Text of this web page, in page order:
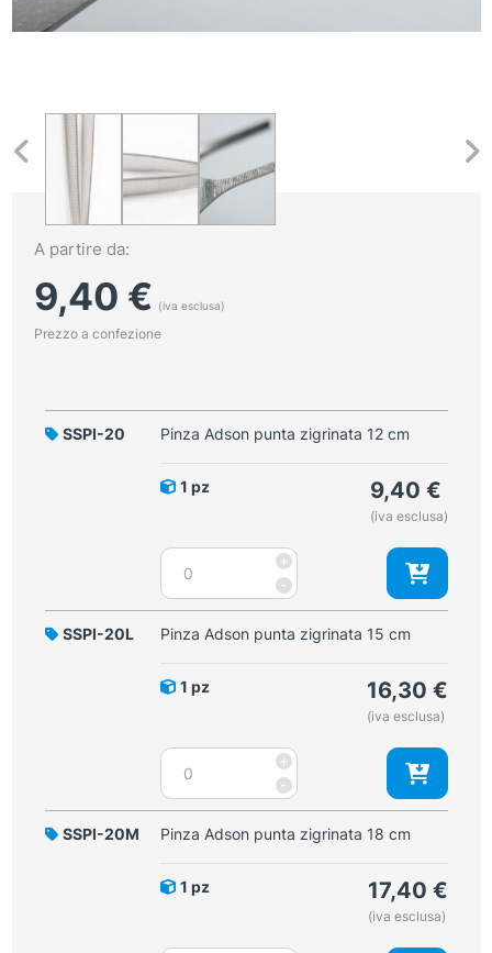
A partire da:
9,40 € (iva esclusa)
Prezzo a confezione
SSPI-20 Pinza Adson punta zigrinata 12 cm
1 pz 9,40 €
(iva esclusa)
-
Pinza
Adson
punta
zigrinata
quantità
+
SSPI-20L Pinza Adson punta zigrinata 15 cm
1 pz 16,30 €
(iva esclusa)
-
Pinza
Adson
punta
zigrinata
quantità
+
SSPI-20M Pinza Adson punta zigrinata 18 cm
1 pz 17,40 €
(iva esclusa)